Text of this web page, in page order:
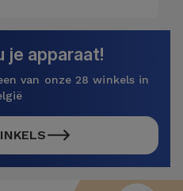
je apparaat!
van onze 28 winkels in